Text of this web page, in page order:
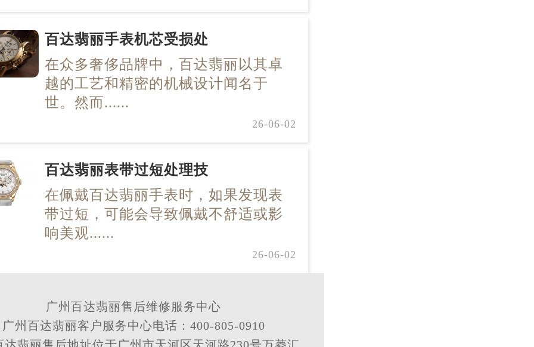
百达翡丽手表机芯受损处
在众多奢侈品牌中，百达翡丽以其卓
越的工艺和精密的机械设计闻名于
世。然而......
26-06-02
百达翡丽表带过短处理技
在佩戴百达翡丽手表时，如果发现表
带过短，可能会导致佩戴不舒适或影
响美观......
26-06-02
广州百达翡丽售后维修服务中心
广州百达翡丽客户服务中心电话：400-805-0910